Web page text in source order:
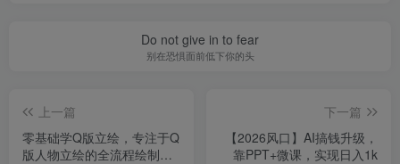
Do not give in to fear
别在恐惧面前低下你的头
上一篇
零基础学Q版立绘，专注于Q
版人物立绘的全流程绘制技
下一篇
【2026风口】AI搞钱升级，
靠PPT+微课，实现日入1k